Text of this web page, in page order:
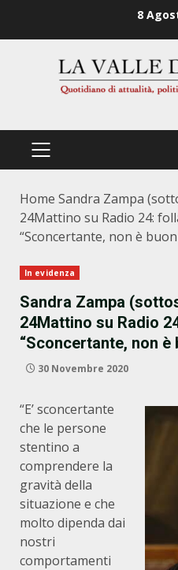
8
PRIMÄRES
Home Sandra Zampa
24Mattino su Radio 24:
“Sconcertante, non è
In evidenza
Sandra Zampa
24Mattino su Radio
“Sconcertante, non è
30 Novembre 2020
“E’ sconcertante
che le persone
stentino a
comprendere la
gravità della
situazione e che
molto dipenda dai
nostri
comportamenti